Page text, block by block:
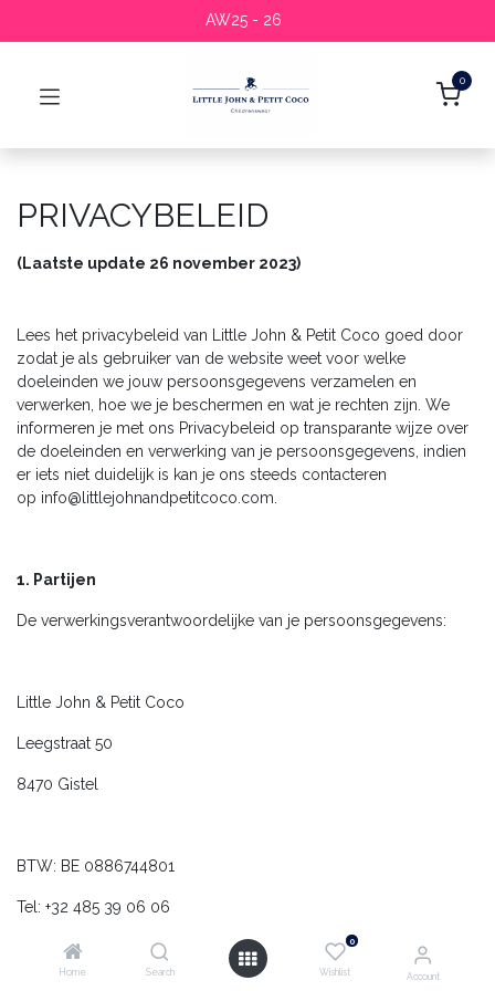
Home Search
0
Wishlist Account
AW25 - 26
0
PRIVACYBELEID
(Laatste update 26 november 2023)
Lees het privacybeleid van Little John & Petit Coco goed door
zodat je als gebruiker van de website weet voor welke
doeleinden we jouw persoonsgegevens verzamelen en
verwerken, hoe we je beschermen en wat je rechten zijn. We
informeren je met ons Privacybeleid op transparante wijze over
de doeleinden en verwerking van je persoonsgegevens, indien
er iets niet duidelijk is kan je ons steeds contacteren
op info@littlejohnandpetitcoco.com
1. Partijen
De verwerkingsverantwoordelijke van je persoonsgegevens:
Little John & Petit Coco
Leegstraat 50
8470 Gistel
BTW: BE 0886744801
Tel: +32 485 39 06 06
info@littlejohnandpetitcoco.com